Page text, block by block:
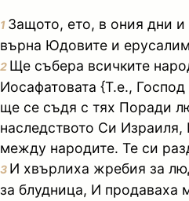
1 Защото, ето, в ония дни
върна Юдовите и
2 Ще събера всичките
Иосафатовата {Т.е.,
ще се съдя с тях Поради
наследството Си Израиля,
между народите. Те си
3 И хвърлиха жребия за
за блудница, И продаваха